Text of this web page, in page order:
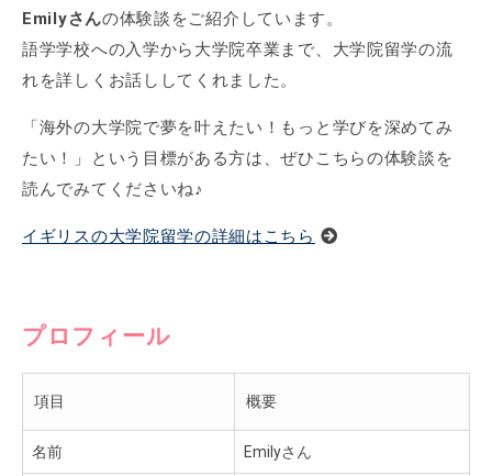
Emilyさんの体験談をご紹介しています。
語学学校への入学から大学院卒業まで、大学院留学の流
れを詳しくお話ししてくれました。
「海外の大学院で夢を叶えたい！もっと学びを深めてみ
たい！」という目標がある方は、ぜひこちらの体験談を
読んでみてくださいね♪
イギリスの大学院留学の詳細はこちら
プロフィール
項目 概要
名前 Emilyさん